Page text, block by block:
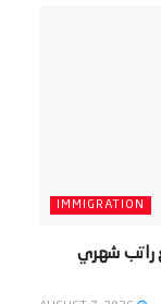
IMMIGRATION
بالكامل في السويد 2026 مع راتب شهري